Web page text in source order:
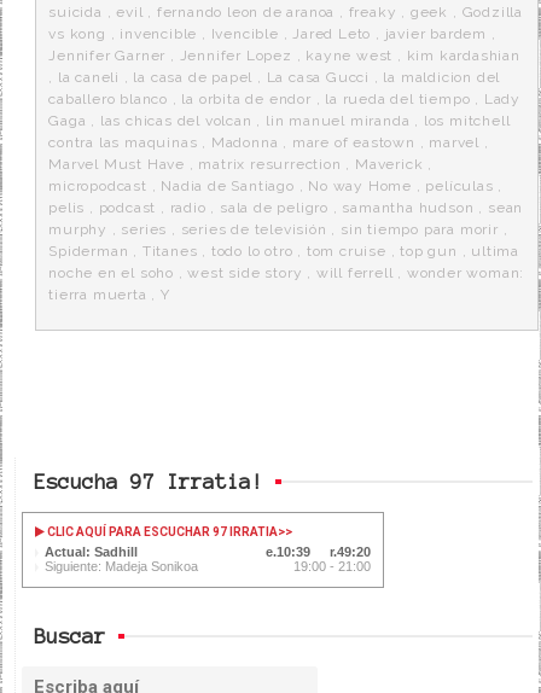
suicida ,evil , fernando leon de aranoa , freaky , geek , Godzilla
vs kong , invencible , Ivencible ,Jared Leto , javier bardem ,
Jennifer Garner , Jennifer Lopez , kayne west , kim kardashian
, la caneli , la casa de papel , La casa Gucci , la maldicion del
caballero blanco , la orbita de endor , la rueda del tiempo , Lady
Gaga , las chicas del volcan , lin manuel miranda , los mitchell
contra las maquinas , Madonna , mare of eastown , marvel ,
Marvel Must Have , matrix resurrection , Maverick ,
micropodcast , Nadia de Santiago , No way Home , películas ,
pelis , podcast , radio , sala de peligro , samantha hudson , sean
murphy , series , series de televisión , sin tiempo para morir ,
Spiderman , Titanes , todo lo otro , tom cruise ,top gun , ultima
noche en el soho ,west side story , will ferrell , wonder woman:
tierra muerta ,Y
Escucha 97 Irratia!
CLIC AQUÍ PARA ESCUCHAR 97 IRRATIA>>
Actual: Sadhill 10:39
49:20
Siguiente: Madeja Sonikoa
19:00 - 21:00
Buscar